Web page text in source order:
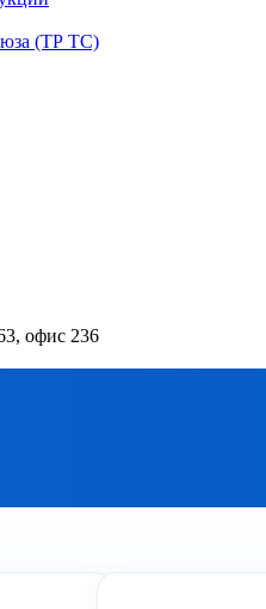
(ТР ТС)
офис 236